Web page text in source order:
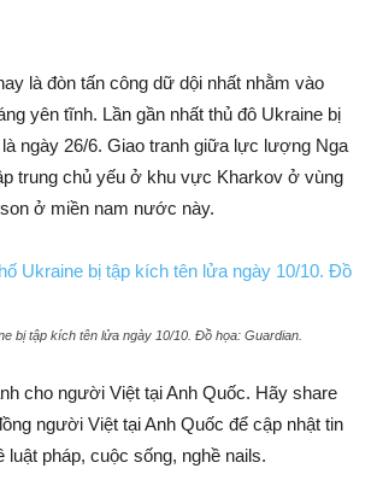
là đòn tấn công dữ dội nhất nhằm vào
yên tĩnh. Lần gần nhất thủ đô Ukraine bị
ngày 26/6. Giao tranh giữa lực lượng Nga
trung chủ yếu ở khu vực Kharkov ở vùng
ở miền nam nước này.
bị tập kích tên lửa ngày 10/10. Đồ họa: Guardian
cho người Việt tại Anh Quốc. Hãy share
người Việt tại Anh Quốc để cập nhật tin
luật pháp, cuộc sống, nghề nails.